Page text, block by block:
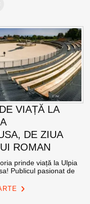
VIAȚĂ LA
DE ZIUA
ROMAN
prinde viață la Ulpia
Publicul pasionat de